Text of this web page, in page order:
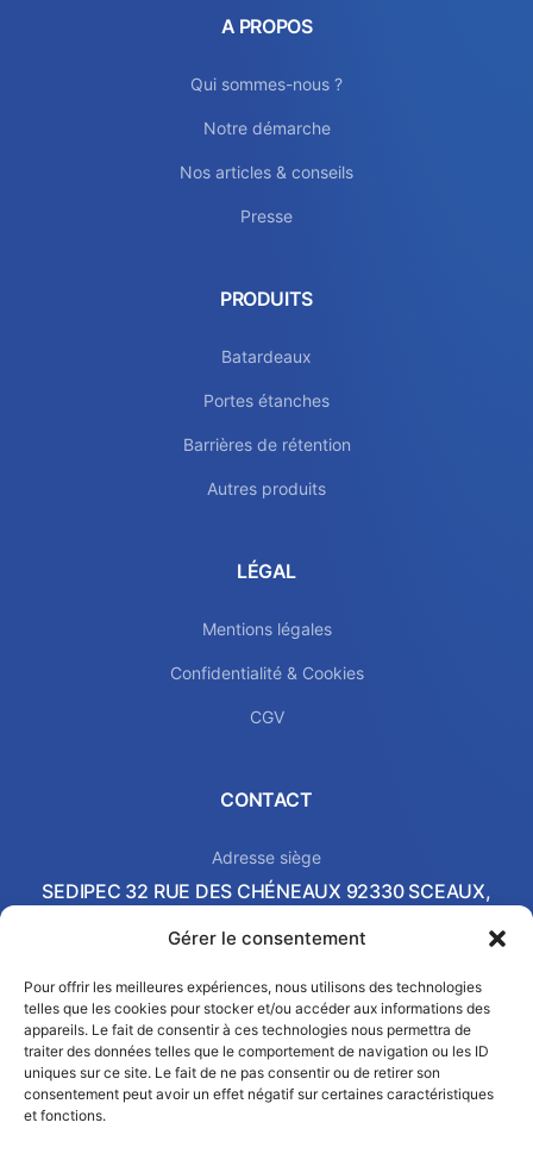
Gérer le consentement
Pour offrir les meilleures expériences, nous utilisons des technologies
telles que les cookies pour stocker et/ou accéder aux informations des
appareils. Le fait de consentir à ces technologies nous permettra de
traiter des données telles que le comportement de navigation ou les ID
uniques sur ce site. Le fait de ne pas consentir ou de retirer son
consentement peut avoir un effet négatif sur certaines caractéristiques
et fonctions.
A PROPOS
Qui sommes-nous ?
Notre démarche
Nos articles & conseils
Presse
PRODUITS
Batardeaux
Portes étanches
Barrières de rétention
Autres produits
LÉGAL
Mentions légales
Confidentialité & Cookies
CGV
CONTACT
Adresse siège
SEDIPEC 32 RUE DES CHÉNEAUX 92330 SCEAUX,
Local commercial & Showroom
2 AVENUE PIERRE-GILLES DE GENNES 37540 SAINT-
CYR-SUR-LOIRE, FRANCE
Email
contact@sedipec.com